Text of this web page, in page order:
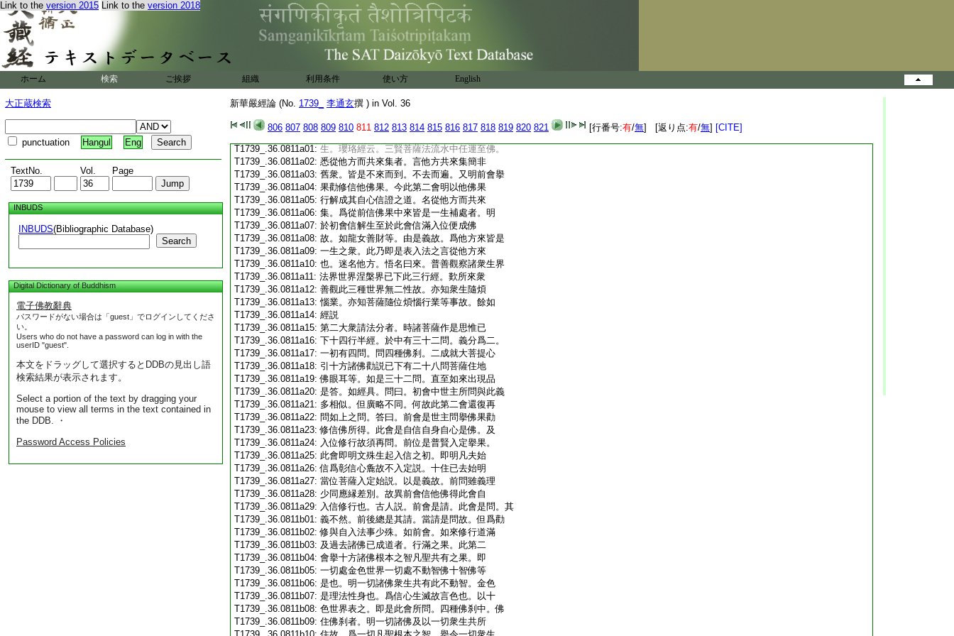
Link to the version 2015 Link to the version 2018
ホーム 検索 ご挨拶 組織 利用条件 使い方 English
大正蔵検索
punctuation Hangul Eng
TextNo. Vol. Page
INBUDS
INBUDS(Bibliographic Database)
Search
Digital Dictionary of Buddhism
電子佛教辭典
パスワードがない場合は「guest」でログインしてくださ
い。
Users who do not have a password can log in with the
userID "guest".
本文をドラッグして選択するとDDBの見出し語
検索結果が表示されます。
Select a portion of the text by dragging your
mouse to view all terms in the text contained in
the DDB. ・
Password Access Policies
新華嚴經論 (No. 1739_ 李通玄撰 ) in Vol. 36
806 807 808 809 810 811 812 813 814 815 816 817 818 819 820 821 [行番号:有/無] [返り点:有/無] [CITE]
T1739_.36.0810c19:者。歎佛道滿行終總無功用任運利生。以智
T1739_.36.0810c20: 自在非想思意議可度量故。普見三世者。眼
T1739_.36.0810c21:圓明故。非三世中見三世中衆生事也。從與
T1739_.36.0810c22:
十佛刹微塵數諸菩薩倶已下至過現未來。
於中可有四行經。歎菩薩徳與十佛刹微塵
T1739_.36.0810c24:數諸菩薩倶者。明從衆圓滿遍法界海故。倶
T1739_.36.0810c25:者同時而至無去來故。莫不皆是一生補處
T1739_.36.0810c26:
者。皆十地菩薩故爲十地。經等覺位中。普賢
T1739_.36.0810c27:位熟道滿功終方登佛果故名一生也。如瓔珞
T1739_.36.0810c28: 本業經説。又從初發心住亦名一生菩薩。以
T1739_.36.0811a01: 生。瓔珞經云。三賢菩薩法流水中任運至佛。
T1739_.36.0811a02: 悉從他方而共來集者。言他方共來集簡非
T1739_.36.0811a03: 舊衆。皆是不來而到。不去而遍。又明前會擧
T1739_.36.0811a04: 果勸修信他佛果。今此第二會明以他佛果
T1739_.36.0811a05: 行解成其自心信證之道。名從他方而共來
T1739_.36.0811a06: 集。爲從前信佛果中來皆是一生補處者。明
T1739_.36.0811a07: 於初會信解生至於此會信滿入位便成佛
T1739_.36.0811a08: 故。如龍女善財等。由是義故。爲他方來皆是
T1739_.36.0811a09: 一生之衆。此乃即是表入法之言從他方來
T1739_.36.0811a10: 也。迷名他方。悟名曰來。普善觀察諸衆生界
T1739_.36.0811a11: 法界世界涅槃界已下此三行經。歎所來衆
T1739_.36.0811a12: 善觀此三種世界無二性故。亦知衆生隨煩
T1739_.36.0811a13:惱業。亦知菩薩隨位煩惱行業等事故。餘如
T1739_.36.0811a14: 經説
T1739_.36.0811a15: 第二大衆請法分者。時諸菩薩作是思惟已
T1739_.36.0811a16: 下十四行半經。於中有三十二問。義分爲二。
T1739_.36.0811a17: 一初有四問。問四種佛刹。二成就大菩提心
T1739_.36.0811a18: 引十方諸佛勸説已下有二十八問菩薩住地
T1739_.36.0811a19:佛眼耳等。如是三十二問。直至如來出現品
T1739_.36.0811a20: 是答。如經具。問曰。初會中世主所問與此義
T1739_.36.0811a21: 多相似。但廣略不同。何故此第二會還復再
T1739_.36.0811a22: 問如上之問。答曰。前會是世主問擧佛果勸
T1739_.36.0811a23:修信佛所得。此會是自信自身自心是佛。及
T1739_.36.0811a24: 入位修行故須再問。前位是普賢入定擧果。
T1739_.36.0811a25: 此會即明文殊生起入信之初。即明凡夫始
T1739_.36.0811a26:信爲彰信心麁故不入定説。十住已去始明
T1739_.36.0811a27: 當位菩薩入定始説。以是義故。前問雖義理
T1739_.36.0811a28: 少同應縁差別。故異前會信他佛得此會自
T1739_.36.0811a29: 入信修行也。古人説。前會是請。此會是問。其
T1739_.36.0811b01: 義不然。前後總是其請。當請是問故。但爲勸
T1739_.36.0811b02:修與自入法事少殊。如前會。如來修行道滿
T1739_.36.0811b03: 及過去諸佛已成道者。行滿之果。此第二
T1739_.36.0811b04: 會擧十方諸佛根本之智凡聖共有之果。即
T1739_.36.0811b05: 一切處金色世界一切處不動智佛十智佛等
T1739_.36.0811b06: 是也。明一切諸佛衆生共有此不動智。金色
T1739_.36.0811b07: 是理法性身也。爲信心生滅故言色也。以十
T1739_.36.0811b08: 色世界表之。即是此會所問。四種佛刹中。佛
T1739_.36.0811b09: 住佛刹者。明一切諸佛及以一切衆生共所